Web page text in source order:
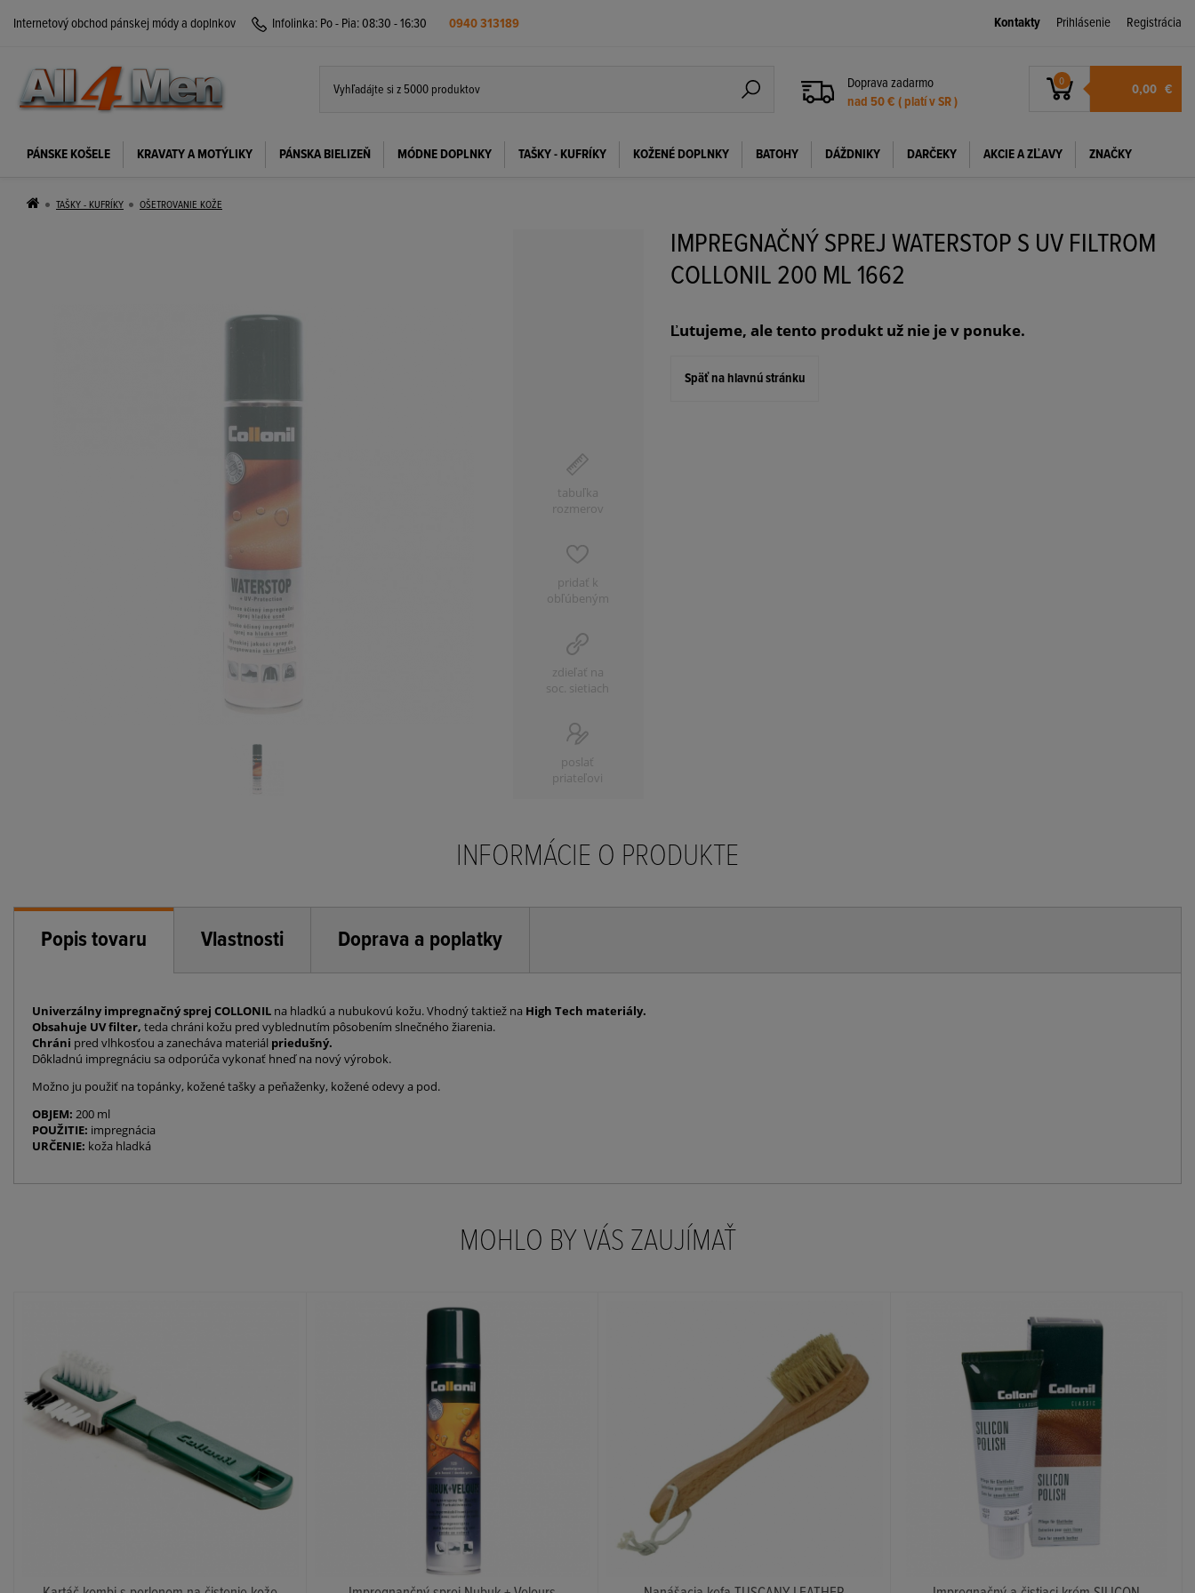
Internetový obchod pánskej módy a doplnkov Infolinka: Po - Pia: 08:30 - 16:30 0940 313189 Kontakty Prihlásenie Registrácia
Doprava zadarmo
nad 50 € ( platí v SR )
0 0,00 €
PÁNSKE KOŠELE KRAVATY A MOTÝLIKY PÁNSKA BIELIZEŇ MÓDNE DOPLNKY TAŠKY - KUFRÍKY KOŽENÉ DOPLNKY BATOHY DÁŽDNIKY DARČEKY AKCIE A ZĽAVY ZNAČKY
TAŠKY - KUFRÍKY OŠETROVANIE KOŽE
tabuľka
rozmerov
pridať k
obľúbeným
zdieľať na
soc. sietiach
poslať
priateľovi
IMPREGNAČNÝ SPREJ WATERSTOP S UV FILTROM
COLLONIL 200 ML 1662
Ľutujeme, ale tento produkt už nie je v ponuke.
Späť na hlavnú stránku
INFORMÁCIE O PRODUKTE
Popis tovaru Vlastnosti Doprava a poplatky
Univerzálny impregnačný sprej COLLONIL na hladkú a nubukovú kožu. Vhodný taktiež na High Tech materiály.
Obsahuje UV filter, teda chráni kožu pred vyblednutím pôsobením slnečného žiarenia.
Chráni pred vlhkosťou a zanecháva materiál priedušný.
Dôkladnú impregnáciu sa odporúča vykonať hneď na nový výrobok.
Možno ju použiť na topánky, kožené tašky a peňaženky, kožené odevy a pod.
OBJEM: 200 ml
POUŽITIE: impregnácia
URČENIE: koža hladká
MOHLO BY VÁS ZAUJÍMAŤ